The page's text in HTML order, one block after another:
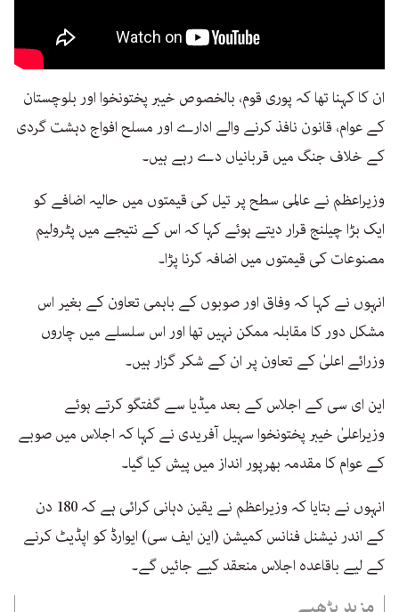
ان کا کہنا تھا کہ پوری قوم، بالخصوص خیبر پختونخوا اور بلوچستان
کے عوام، قانون نافذ کرنے والے ادارے اور مسلح افواج دہشت گردی
کے خلاف جنگ میں قربانیاں دے رہے ہیں۔
وزیراعظم نے عالمی سطح پر تیل کی قیمتوں میں حالیہ اضافے کو
ایک بڑا چیلنج قرار دیتے ہوئے کہا کہ اس کے نتیجے میں پٹرولیم
مصنوعات کی قیمتوں میں اضافہ کرنا پڑا۔
انہوں نے کہا کہ وفاق اور صوبوں کے باہمی تعاون کے بغیر اس
مشکل دور کا مقابلہ ممکن نہیں تھا اور اس سلسلے میں چاروں
وزرائے اعلیٰ کے تعاون پر ان کے شکر گزار ہیں۔
این ای سی کے اجلاس کے بعد میڈیا سے گفتگو کرتے ہوئے
وزیراعلیٰ خیبر پختونخوا سہیل آفریدی نے کہا کہ اجلاس میں صوبے
کے عوام کا مقدمہ بھرپور انداز میں پیش کیا گیا۔
انہوں نے بتایا کہ وزیراعظم نے یقین دہانی کرائی ہے کہ 180 دن
کے اندر نیشنل فنانس کمیشن (این ایف سی) ایوارڈ کو اپڈیٹ کرنے
کے لیے باقاعدہ اجلاس منعقد کیے جائیں گے۔